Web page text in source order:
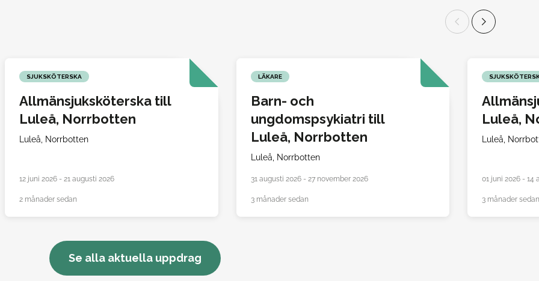
SJUKSKÖTERSKA
Allmänsjuksköterska till
Luleå, Norrbotten
Luleå, Norrbotten
12 juni 2026 - 21 augusti 2026
2 månader sedan
LÄKARE
Barn- och
ungdomspsykiatri till
Luleå, Norrbotten
Luleå, Norrbotten
31 augusti 2026 - 27 november 2026
3 månader sedan
Luleå,
Luleå,
01 juni 2026 - 14
3 månader
Se alla aktuella uppdrag